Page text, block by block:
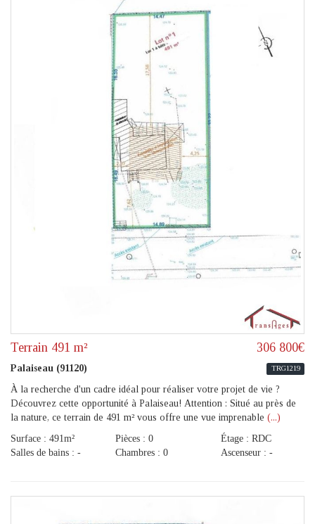
Terrain 491 m² 306 800€
Palaiseau (91120) TRG1219
À la recherche d'un cadre idéal pour réaliser votre projet de vie ?
Découvrez cette opportunité à Palaiseau! Attention : Situé au près de
la nature, ce terrain de 491 m² vous offre une vue imprenable (...)
Surface : 491m²
Salles de bains : -
Pièces : 0
Chambres : 0
Étage : RDC
Ascenseur : -